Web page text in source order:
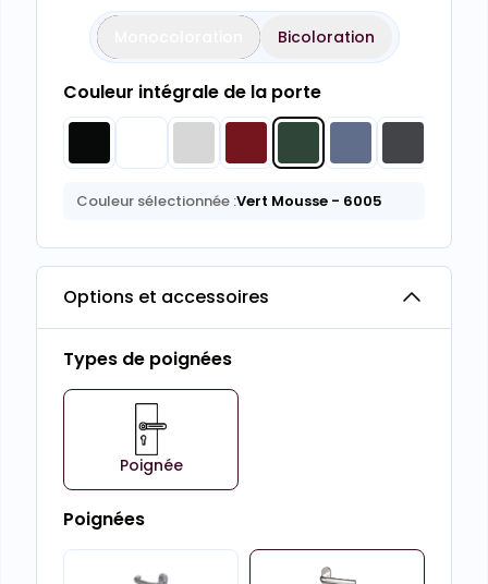
Bicoloration
Couleur intégrale de la porte
Couleur sélectionnée :Vert Mousse - 6005
Options et accessoires
Types de poignées
Poignée
Poignées